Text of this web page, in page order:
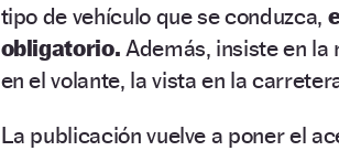
tipo de vehículo que se conduzca,
obligatorio. Además, insiste en
en el volante, la vista en la
La publicación vuelve a poner el